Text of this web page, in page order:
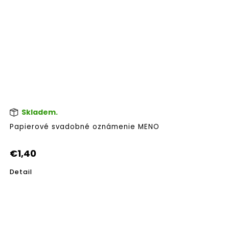
Papierové svadobné oznámenie MENO
Skladem.
€1,40
Detail